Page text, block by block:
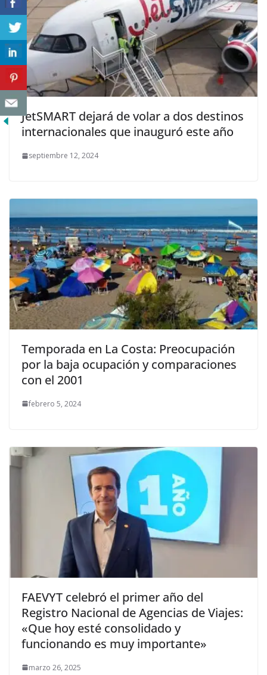
JetSMART dejará de volar a dos destinos
internacionales que inauguró este año
septiembre 12, 2024
Temporada en La Costa: Preocupación
por la baja ocupación y comparaciones
con el 2001
febrero 5, 2024
FAEVYT celebró el primer año del
Registro Nacional de Agencias de Viajes:
«Que hoy esté consolidado y
funcionando es muy importante»
marzo 26, 2025